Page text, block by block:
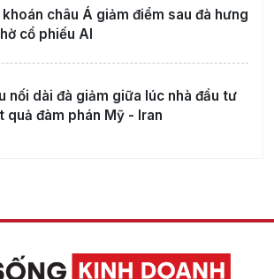
châu Á giảm điểm sau đà hưng
cổ phiếu AI
nối dài đà giảm giữa lúc nhà đầu tư
quả đàm phán Mỹ - Iran